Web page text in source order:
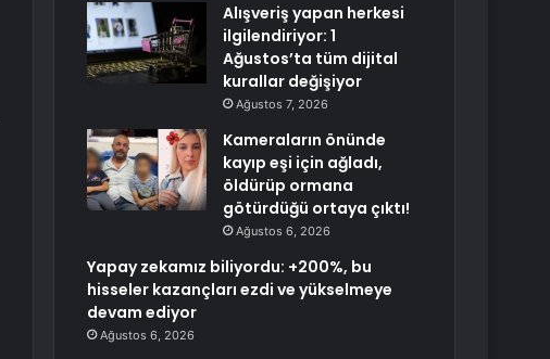
Alışveriş yapan herkesi
ilgilendiriyor: 1
Ağustos’ta tüm dijital
kurallar değişiyor
Ağustos 7, 2026
Kameraların önünde
kayıp eşi için ağladı,
öldürüp ormana
götürdüğü ortaya çıktı!
Ağustos 6, 2026
Yapay zekamız biliyordu: +200%, bu
hisseler kazançları ezdi ve yükselmeye
devam ediyor
Ağustos 6, 2026